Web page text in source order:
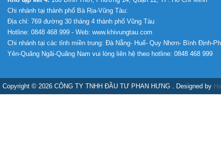
Chi nhánh tại thành phố Bà Rịa-Vũng Tàu:
Địa chỉ: 769 đường 30 tháng 4 thành phố Vũng Tàu
Hotline: 0848 468 999 - Web: www.khivungtau.com
Chi nhánh tại các tỉnh miền trung: Đà Nẵng- Huế- Quy Nhơn- Bình Định-
Yên-Quãng Ngãi-Quãng Nam vui lòng liên hệ theo hotline: 0848 468 999
Copyright © 2026 CÔNG TY TNHH ĐẦU TƯ PHAN HƯNG . Designed by